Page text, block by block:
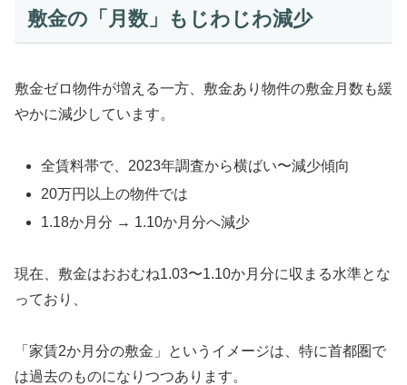
敷金の「月数」もじわじわ減少
敷金ゼロ物件が増える一方、敷金あり物件の敷金月数も緩
やかに減少しています。
全賃料帯で、2023年調査から横ばい〜減少傾向
20万円以上の物件では
1.18か月分 → 1.10か月分へ減少
現在、敷金はおおむね1.03〜1.10か月分に収まる水準とな
っており、
「家賃2か月分の敷金」というイメージは、特に首都圏で
は過去のものになりつつあります。